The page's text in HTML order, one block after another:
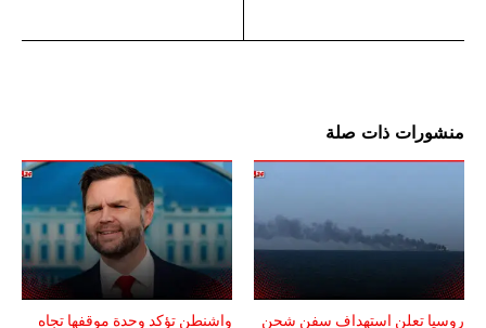
منشورات ذات صلة
روسيا تعلن استهداف سفن شحن واشنطن تؤكد وحدة موقفها تجاه